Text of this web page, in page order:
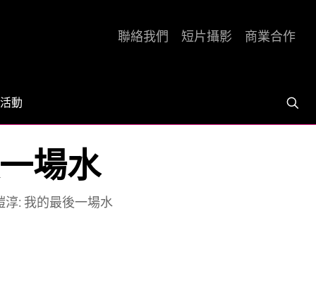
活動
聯絡我們 短片攝影 商業合作
場水
淳: 我的最後一場水